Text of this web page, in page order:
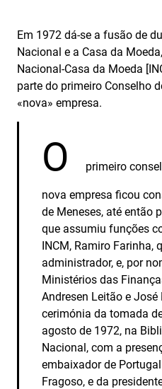
Em 1972 dá-se a fusão de
Nacional e a Casa da
Nacional-Casa da Moeda
parte do primeiro Conselho
«nova» empresa.
O primeiro
nova empresa ficou
de Meneses, até então
que assumiu funções
INCM, Ramiro Farinha,
administrador, e, por
Ministérios das
Andresen Leitão e José
cerimónia da tomada
agosto de 1972, na
Nacional, com a
embaixador de
Fragoso, e da